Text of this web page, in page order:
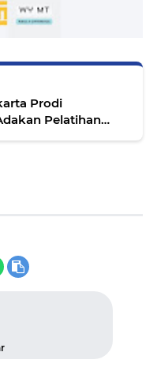
Prodi
Pelatihan